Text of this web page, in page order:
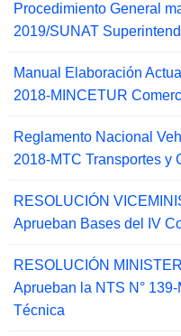
Procedimiento General
2019/SUNAT
Manual Elaboración
2018-MINCETUR
Reglamento Nacional
2018-MTC Transportes y
RESOLUCIÓN
Aprueban Bases del IV
RESOLUCIÓN
Aprueban la NTS N°
Técnica